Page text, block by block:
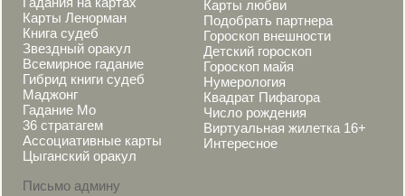
Карты Ленорман
Книга судеб
Звездный оракул
Всемирное гадание
Гибрид книги судеб
Маджонг
Гадание Мо
36 стратагем
Ассоциативные карты
Цыганский оракул
Письмо админу
Карты любви
Подобрать партнера
Гороскоп внешности
Детский гороскоп
Гороскоп майя
Нумерология
Квадрат Пифагора
Число рождения
Виртуальная жилетка 16+
Интересное